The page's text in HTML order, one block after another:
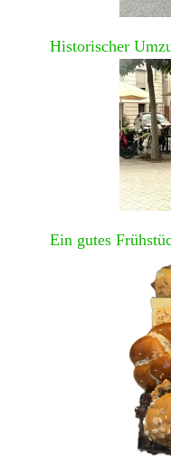
Historischer
Ein gutes